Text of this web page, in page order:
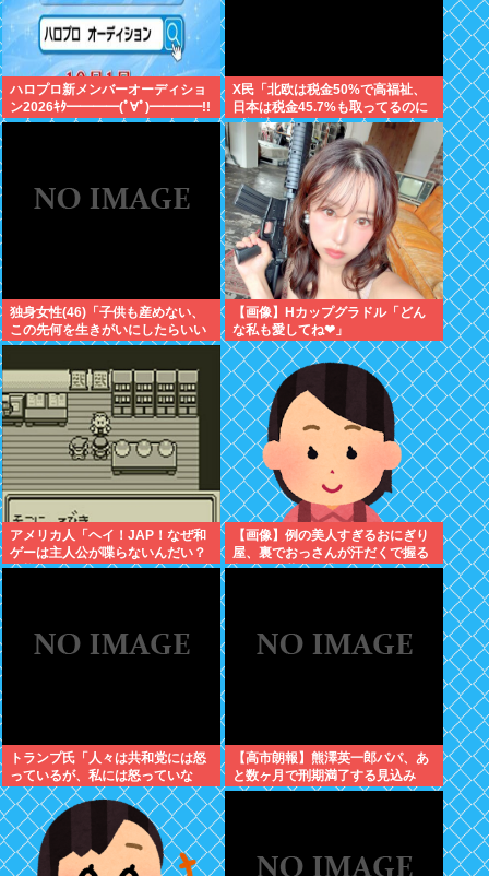
ハロプロ新メンバーオーディショ
ン2026ｷﾀ━━━━(ﾟ∀ﾟ)━━━━!!
X民「北欧は税金50%で高福祉、
日本は税金45.7%も取ってるのに
低福祉、おかしいよ」 11万いいね
独身女性(46)「子供も産めない、
この先何を生きがいにしたらいい
の？」
【画像】Hカップグラドル「どん
な私も愛してね❤」
アメリカ人「ヘイ！JAP！なぜ和
ゲーは主人公が喋らないんだい？
異様だよ？」
【画像】例の美人すぎるおにぎり
屋、裏でおっさんが汗だくで握る
超ド級の共同作業だったwww
トランプ氏「人々は共和党には怒
っているが、私には怒っていな
い」
【高市朗報】熊澤英一郎パパ、あ
と数ヶ月で刑期満了する見込み